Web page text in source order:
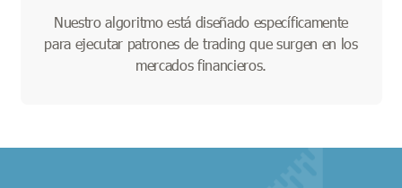
Nuestro algoritmo está diseñado específicamente
para ejecutar patrones de trading que surgen en los
mercados financieros.